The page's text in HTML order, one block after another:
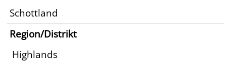
Schottland
Region/Distrikt
Highlands